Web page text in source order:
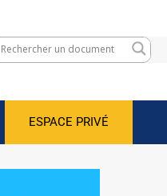
ESPACE PRIVÉ